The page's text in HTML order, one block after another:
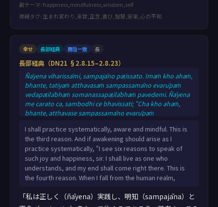
副テーマ: happiness,mindfulness,wisdom,self
導線タグ: 生まれ変わり,来世,正念,喜び,智慧,安楽,心の平和
幸せ 長部経典 趣旨一致 長
長部経典（DN21 §2.8.15–2.8.23）
Ñāyena viharissāmi, sampajāno paṭissato. Imaṁ kho ahaṁ,
bhante, tatiyaṁ atthavasaṁ sampassamāno evarūpaṁ
vedapaṭilābhaṁ somanassapaṭilābhaṁ pavedemi. Ñāyena
me carato ca, sambodhi ce bhavissati; “Cha kho ahaṁ,
bhante, atthavase sampassamāno evarūpaṁ
viharissāmi, sveva anto bhavissati. Imaṁ kho ahaṁ,
bhante, catutthaṁ atthavasaṁ sampassamāno evarūpaṁ
vedapaṭilābhaṁ somanassapaṭilābhaṁ pavedemi.
Cutāhaṁ mānusā kāyā,
I shall practice systematically, aware and mindful. This is
the third reason. And if awakening should arise as I
practice systematically, “I see six reasons to speak of
such joy and happiness, sir. I shall live as one who
understands, and my end shall come right there. This is
the fourth reason. When I fall from the human realm,
「私は正しく（ñāyena）実践し、明知（sampajāna）と